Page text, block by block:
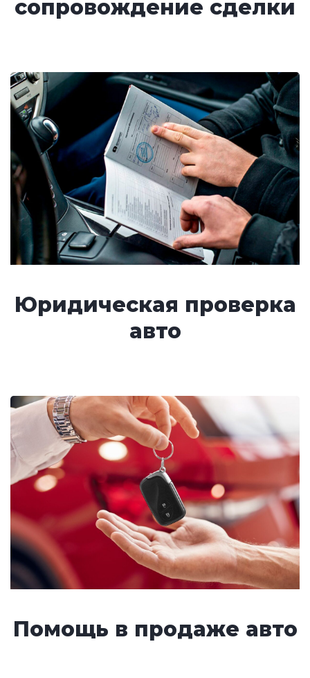
сопровождение сделки
Юридическая проверка
авто
Помощь в продаже авто